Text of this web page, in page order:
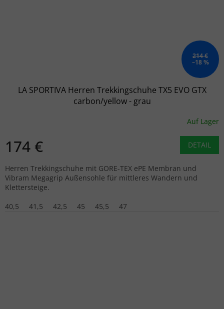
214 €
–18 %
LA SPORTIVA Herren Trekkingschuhe TX5 EVO GTX
carbon/yellow - grau
Auf Lager
174 € DETAIL
Herren Trekkingschuhe mit GORE-TEX ePE Membran und
Vibram Megagrip Außensohle für mittleres Wandern und
Klettersteige.
40,5
41,5 42,5 45 45,5 47